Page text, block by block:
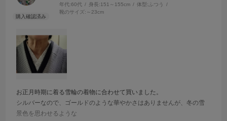
年代:60代 身長:151～155cm 体型: ふつう
靴のサイズ: ～23cm
お正月時期に着る雪輪の着物に合わせて買いました。
シルバーなので、ゴールドのような華やかさはありませんが、冬の雪
景色を思わせるような